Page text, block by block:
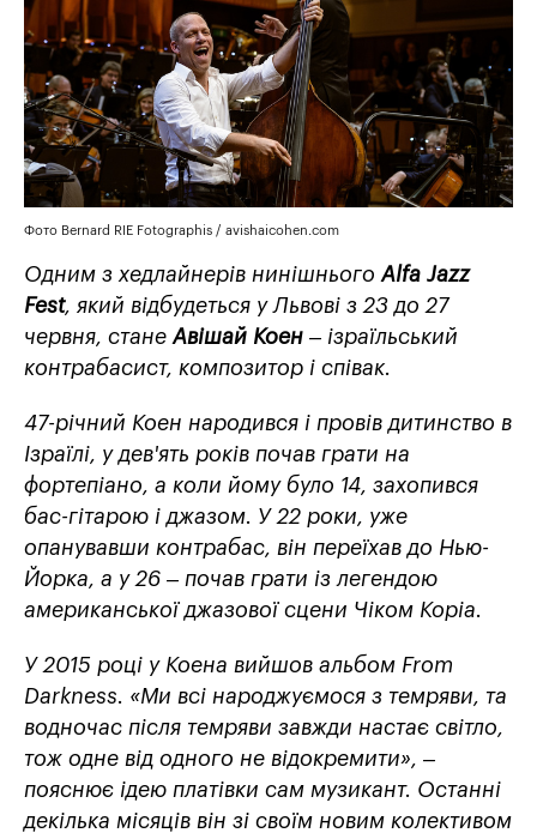
Фото Bernard RIE Fotographis / avishaicohen.com
Одним з хедлайнерів нинішнього Alfa Jazz
Fest, який відбудеться у Львові з 23 до 27
червня, стане Авішай Коен – ізраїльський
контрабасист, композитор і співак.
47-річний Коен народився і провів дитинство в
Ізраїлі, у дев'ять років почав грати на
фортепіано, а коли йому було 14, захопився
бас-гітарою і джазом. У 22 роки, уже
опанувавши контрабас, він переїхав до Нью-
Йорка, а у 26 – почав грати із легендою
американської джазової сцени Чіком Коріа.
У 2015 році у Коена вийшов альбом From
Darkness. «Ми всі народжуємося з темряви, та
водночас після темряви завжди настає світло,
тож одне від одного не відокремити», –
пояснює ідею платівки сам музикант. Останні
декілька місяців він зі своїм новим колективом